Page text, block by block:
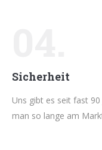
Sicherheit
Uns gibt es seit fast
man so lange am